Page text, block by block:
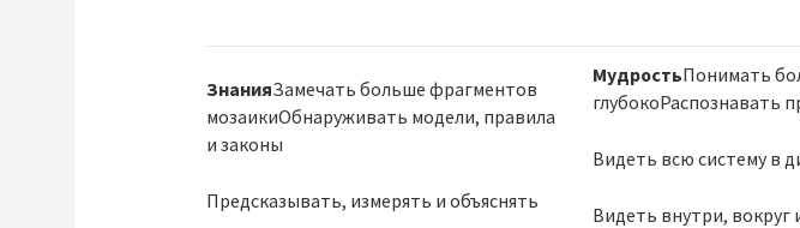
ЗнанияЗамечать больше фрагментов
мозаикиОбнаруживать модели, правила
и законы
Предсказывать, измерять и объяснять
МудростьПонимать
глубокоРаспознавать
Видеть всю систему в
Видеть внутри, вокруг